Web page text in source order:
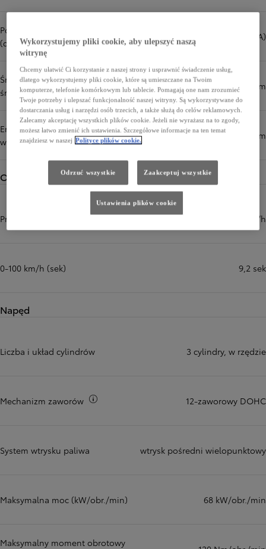
Poziom hałasu podczas jazdy
(dB(A))
66,0 dB(A)
Średnio (cykl mieszany, wartość
średnia) (l/100 km)
3,7 l/100 km
Emisja CO₂ (cykl mieszany,
wartość średnia) (g/km)
85 g/km
Osiągi
Prędkość maksymalna (km/h) 172 km/h
0-100 km/h (sek) 9,2 sek
Napęd
Liczba i układ cylindrów 3 cylindry, w rzędzie
Mechanizm zaworów 12-zaworowy DOHC
System wtrysku paliwa wtrysk pośredni wielopunktowy
Maksymalna moc (kW/obr./min) 68 kW/obr./min
Maksymalny moment obrotowy
Wykorzystujemy pliki cookie, aby ulepszyć naszą
witrynę
Chcemy ułatwić Ci korzystanie z naszej strony i usprawnić świadczenie usług,
dlatego wykorzystujemy pliki cookie, które są umieszczane na Twoim
komputerze, telefonie komórkowym lub tablecie. Pomagają one nam zrozumieć
Twoje potrzeby i ulepszać funkcjonalność naszej witryny. Są wykorzystywane do
dostarczania usług i narzędzi osób trzecich, a także służą do celów reklamowych.
Zalecamy akceptację wszystkich plików cookie. Jeżeli nie wyrażasz na to zgody,
możesz łatwo zmienić ich ustawienia. Szczegółowe informacje na ten temat
znajdziesz w naszej Polityce plików cookie.
Odrzuć wszystkie Zaakceptuj wszystkie
Ustawienia plików cookie